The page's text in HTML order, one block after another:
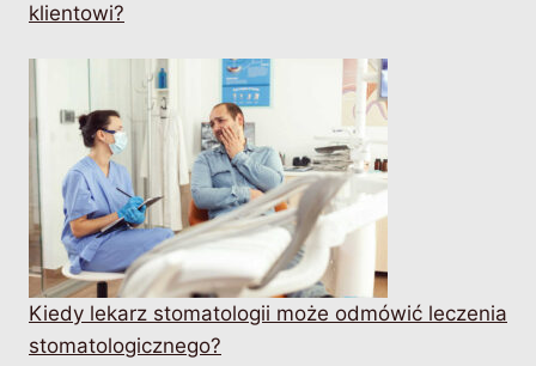
klientowi?
Kiedy lekarz stomatologii może odmówić leczenia
stomatologicznego?